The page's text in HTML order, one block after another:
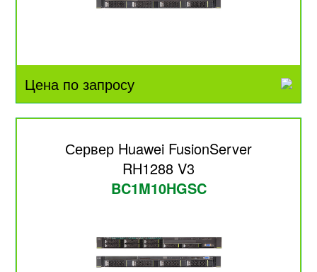
Цена по запросу
Сервер Huawei FusionServer
RH1288 V3
BC1M10HGSC